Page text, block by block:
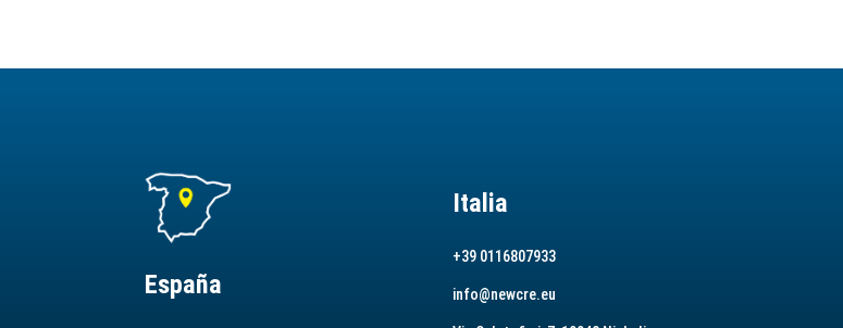
España
Italia
+39 0116807933
info@newcre.eu